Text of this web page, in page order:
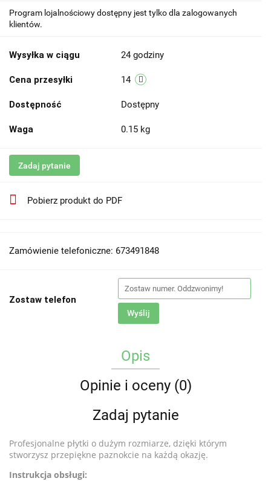
Program lojalnościowy dostępny jest tylko dla zalogowanych
klientów.
Wysyłka w ciągu 24 godziny
Cena przesyłki 14
Dostępność Dostępny
Waga 0.15 kg
Zadaj pytanie
Pobierz produkt do PDF
Zamówienie telefoniczne: 673491848
Zostaw telefon
Wyślij
Opis
Opinie i oceny (0)
Zadaj pytanie
Profesjonalne płytki o dużym rozmiarze, dzięki którym
stworzysz przepiękne paznokcie na każdą okazję.
Instrukcja obsługi: